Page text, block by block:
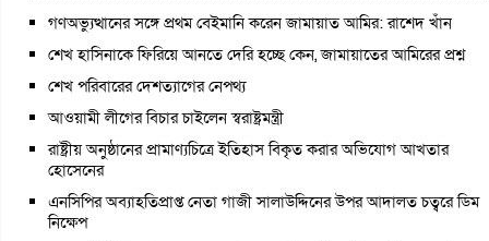
গণঅভ্যুত্থানের সঙ্গে প্রথম বেইমানি করেন জামায়াত আমির: রাশেদ খাঁন
শেখ হাসিনাকে ফিরিয়ে আনতে দেরি হচ্ছে কেন, জামায়াতের আমিরের প্রশ্ন
শেখ পরিবারের দেশত্যাগের নেপথ্য
আওয়ামী লীগের বিচার চাইলেন স্বরাষ্ট্রমন্ত্রী
রাষ্ট্রীয় অনুষ্ঠানের প্রামাণ্যচিত্রে ইতিহাস বিকৃত করার অভিযোগ আখতার
হোসেনের
এনসিপির অব্যাহতিপ্রাপ্ত নেতা গাজী সালাউদ্দিনের উপর আদালত চত্বরে ডিম
নিক্ষেপ